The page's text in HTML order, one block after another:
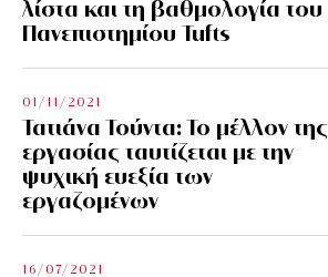
λίστα και τη βαθμολογία του
Πανεπιστημίου Tufts
01/11/2021
Τατιάνα Τούντα: Το μέλλον της
εργασίας ταυτίζεται με την
ψυχική ευεξία των
εργαζομένων
16/07/2021